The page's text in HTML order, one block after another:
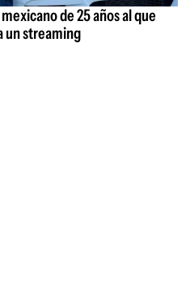
de 25 años al que
un streaming